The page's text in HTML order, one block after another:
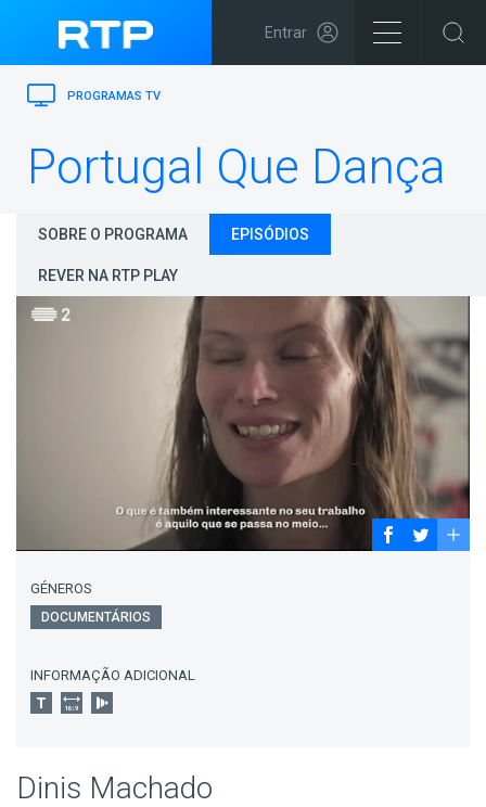
Entrar
PROGRAMAS TV
Portugal Que Dança
SOBRE O PROGRAMA EPISÓDIOS
REVER NA RTP PLAY
GÉNEROS
DOCUMENTÁRIOS
INFORMAÇÃO ADICIONAL
Dinis Machado